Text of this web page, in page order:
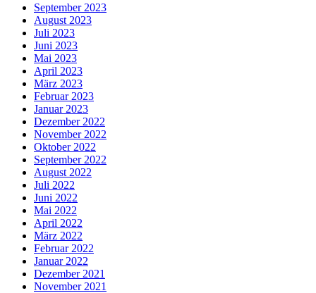
September 2023
August 2023
Juli 2023
Juni 2023
Mai 2023
April 2023
März 2023
Februar 2023
Januar 2023
Dezember 2022
November 2022
Oktober 2022
September 2022
August 2022
Juli 2022
Juni 2022
Mai 2022
April 2022
März 2022
Februar 2022
Januar 2022
Dezember 2021
November 2021